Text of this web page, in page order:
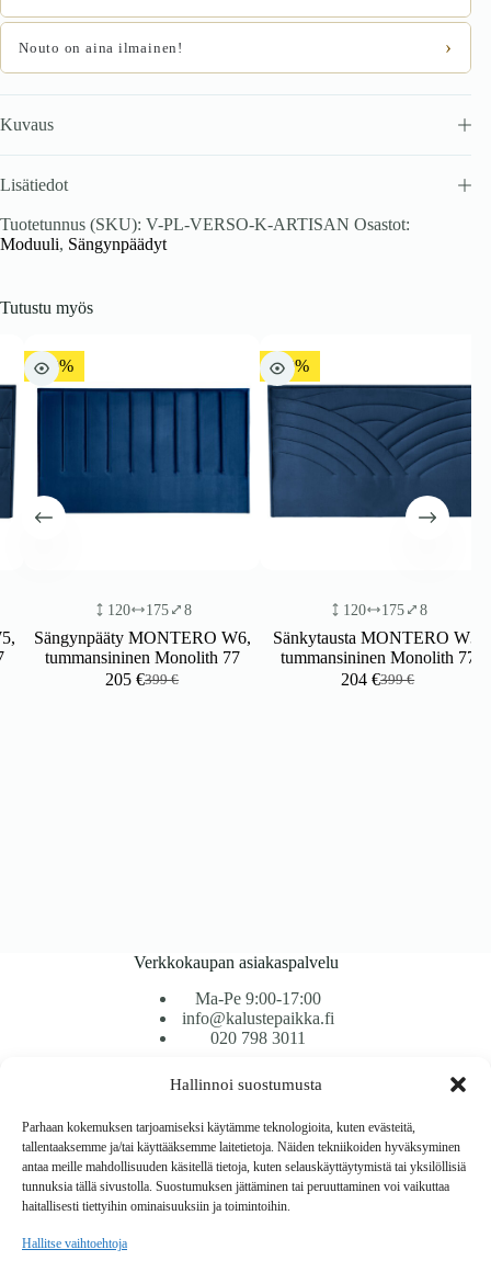
Hallinnoi suostumusta
Parhaan kokemuksen tarjoamiseksi käytämme teknologioita, kuten evästeitä,
tallentaaksemme ja/tai käyttääksemme laitetietoja. Näiden tekniikoiden hyväksyminen
antaa meille mahdollisuuden käsitellä tietoja, kuten selauskäyttäytymistä tai yksilöllisiä
tunnuksia tällä sivustolla. Suostumuksen jättäminen tai peruuttaminen voi vaikuttaa
haitallisesti tiettyihin ominaisuuksiin ja toimintoihin.
Hallitse vaihtoehtoja
Nouto on aina ilmainen! ›
Kuvaus
Lisätiedot
Tuotetunnus (SKU): V-PL-VERSO-K-ARTISAN Osastot:
Moduuli, Sängynpäädyt
Tutustu myös
-49%
120 175 8
Sängynpääty MONTERO W6,
tummansininen Monolith 77
399€
Alkuperäinen
205€Nykyinen
-49%
120 175 8
Sänkytausta MONTERO W3,
tummansininen Monolith 77
399€
Alkuperäinen
204€Nykyinen
Verkkokaupan asiakaspalvelu
Ma-Pe 9:00-17:00
info@kalustepaikka.fi
020 798 3011
Tavarantoimitus / Maksutavat
Toimitustavat
Maksutavat
Vaihto ja palautus
Reklamaatiot